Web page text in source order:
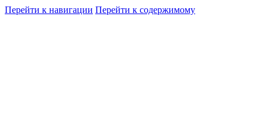
Перейти к навигации Перейти к содержимому